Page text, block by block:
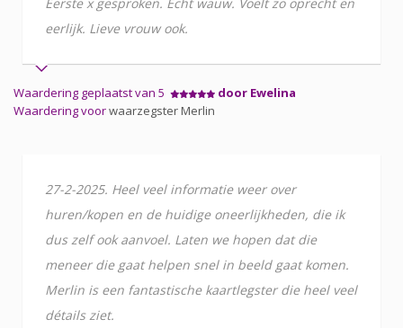
eerlijk. Lieve vrouw ook.
Waardering geplaatst van 5
door Ewelina
Waardering voorwaarzegster Merlin
27-2-2025. Heel veel informatie weer over
huren/kopen en de huidige oneerlijkheden, die ik
dus zelf ook aanvoel. Laten we hopen dat die
meneer die gaat helpen snel in beeld gaat komen.
Merlin is een fantastische kaartlegster die heel veel
détails ziet.